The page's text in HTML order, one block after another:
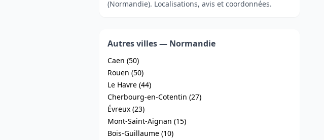
(Normandie). Localisations, avis et coordonnées.
Autres villes — Normandie
Caen (50)
Rouen (50)
Le Havre (44)
Cherbourg-en-Cotentin (27)
Évreux (23)
Mont-Saint-Aignan (15)
Bois-Guillaume (10)